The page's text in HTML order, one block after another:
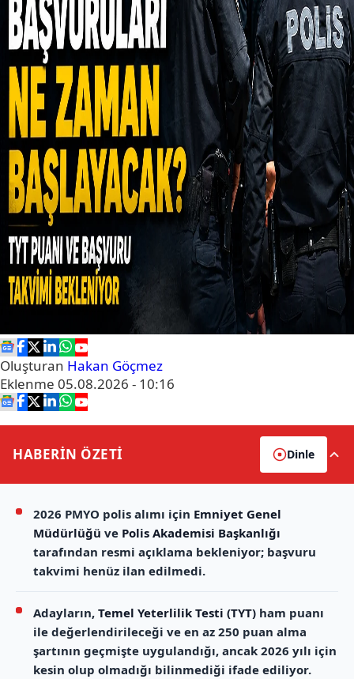
Oluşturan Hakan Göçmez
Eklenme 05.08.2026 - 10:16
HABERİN ÖZETİ Dinle
2026 PMYO polis alımı için Emniyet Genel
Müdürlüğü ve Polis Akademisi Başkanlığı
tarafından resmi açıklama bekleniyor; başvuru
takvimi henüz ilan edilmedi.
Adayların, Temel Yeterlilik Testi (TYT) ham puanı
ile değerlendirileceği ve en az 250 puan alma
şartının geçmişte uygulandığı, ancak 2026 yılı için
kesin olup olmadığı bilinmediği ifade ediliyor.